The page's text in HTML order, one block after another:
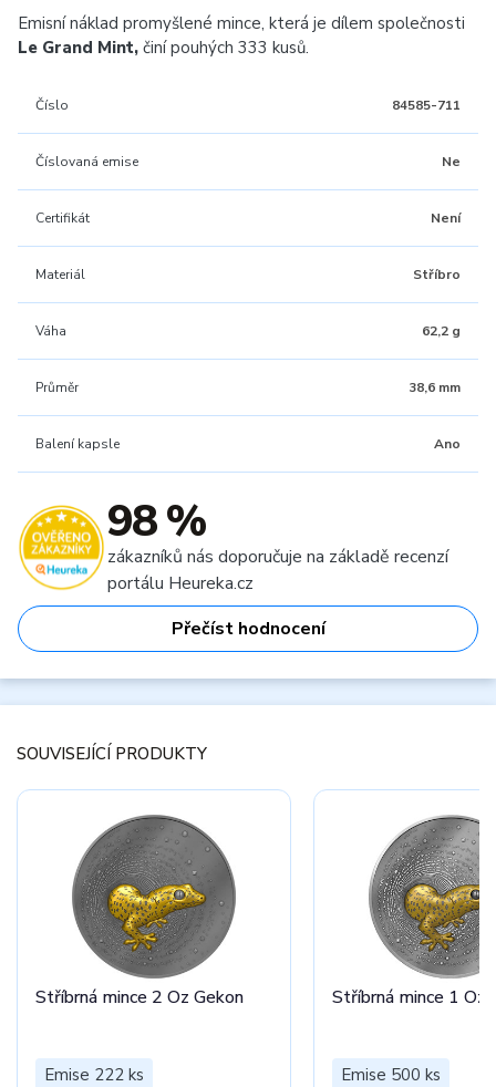
Emisní náklad promyšlené mince, která je dílem společnosti
Le Grand Mint, činí pouhých 333 kusů.
Číslo 84585-711
Číslovaná emise Ne
Certifikát Není
Materiál Stříbro
Váha 62,2 g
Průměr 38,6 mm
Balení kapsle Ano
98 %
zákazníků nás doporučuje na základě recenzí
portálu Heureka.cz
Přečíst hodnocení
SOUVISEJÍCÍ PRODUKTY
Stříbrná mince 2 Oz Gekon
Emise 222 ks
Stříbrná mince 1 Oz
Emise 500 ks